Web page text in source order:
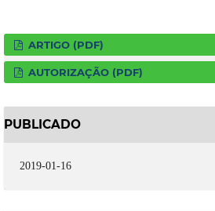
ARTIGO (PDF)
AUTORIZAÇÃO (PDF)
PUBLICADO
2019-01-16